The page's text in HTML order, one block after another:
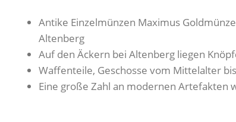
Antike Einzelmünzen Maximus
Altenberg
Auf den Äckern bei Altenberg liegen
Waffenteile, Geschosse vom Mittelalter
Eine große Zahl an modernen Artefakten